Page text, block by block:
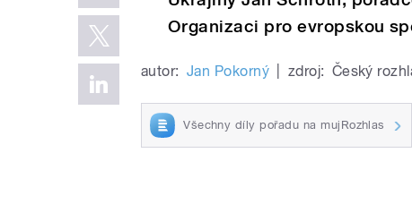
Organizaci pro evropskou
autor: Jan Pokorný zdroj: Český
Všechny díly pořadu na mujRozhlas